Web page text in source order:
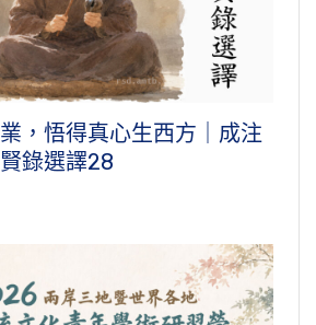
，悟得真心生西方｜成注
錄選譯28